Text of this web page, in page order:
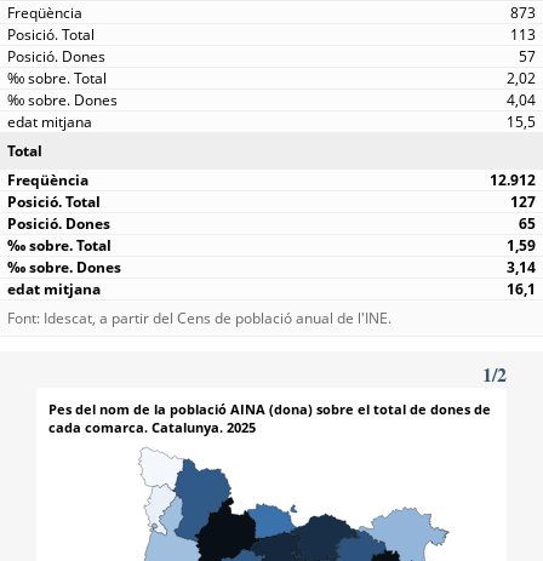
873
113
57
2,02
4,04
15,5
Total
12.912
127
65
1,59
3,14
16,1
Font: Idescat, a partir del Cens de població anual de l'INE.